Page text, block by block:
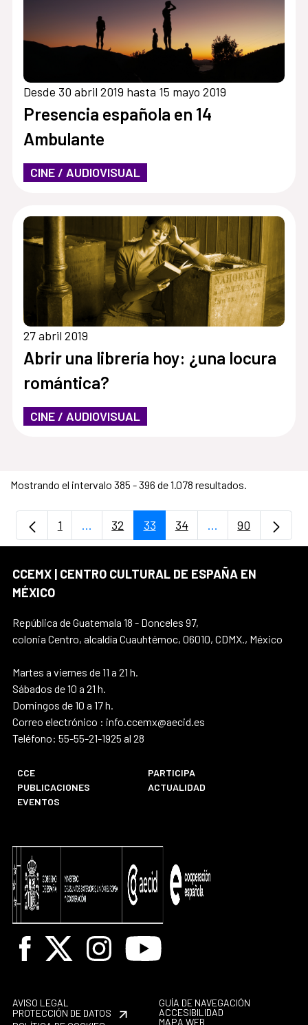
Desde 30 abril 2019 hasta 15 mayo 2019
Presencia española en 14
Ambulante
CINE / AUDIOVISUAL
27 abril 2019
Abrir una librería hoy: ¿una locura
romántica?
CINE / AUDIOVISUAL
Mostrando el intervalo 385 - 396 de 1.078 resultados.
Página
1 ...Páginas intermedias Use TAB para
Página
32 Página
33 Página
34 ...PáginasPágina
90
CCEMX | CENTRO CULTURAL DE ESPAÑA EN
MÉXICO
República de Guatemala 18 - Donceles 97,
colonia Centro, alcaldía Cuauhtémoc, 06010, CDMX., México
Martes a viernes de 11 a 21 h.
Sábados de 10 a 21 h.
Domingos de 10 a 17 h.
Correo electrónico : info.ccemx@aecid.es
Teléfono: 55-55-21-1925 al 28
CCE
PARTICIPA
PUBLICACIONES
ACTUALIDAD
EVENTOS
Facebook
X InstagramYoutube
AVISO LEGAL
PROTECCIÓN DE DATOS
GUÍA DE NAVEGACIÓN
ACCESIBILIDAD
MAPA WEB